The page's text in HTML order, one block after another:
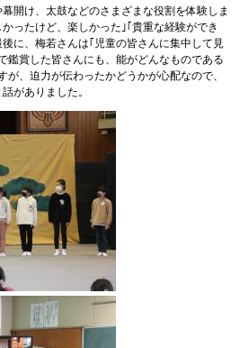
開け、太鼓などのさまざまな役割を体験しま
ったけど、楽しかった｣｢貴重な経験ができ
に、梅若さんは｢児童の皆さんに集中して見
鑑賞した皆さんにも、能がどんなものである
、迫力が伝わったかどうかが心配なので、
がありました。